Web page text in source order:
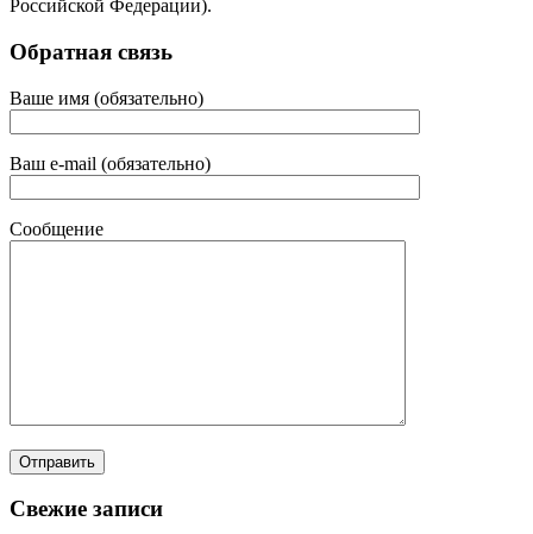
Российской Федерации).
Обратная связь
Ваше имя (обязательно)
Ваш e-mail (обязательно)
Сообщение
Свежие записи